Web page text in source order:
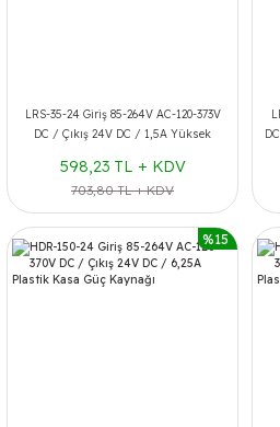
LRS-35-24 Giriş 85-264V AC-120-373V
DC / Çıkış 24V DC / 1,5A Yüksek
598,23 TL + KDV
703,80 TL + KDV
%15